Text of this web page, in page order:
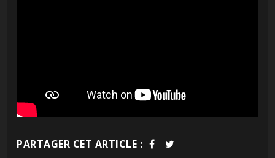
PARTAGER CET ARTICLE :